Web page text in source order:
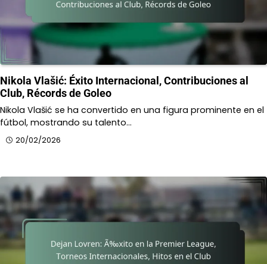
Nikola Vlašić: Éxito Internacional, Contribuciones al
Club, Récords de Goleo
Nikola Vlašić se ha convertido en una figura prominente en el
fútbol, mostrando su talento…
20/02/2026